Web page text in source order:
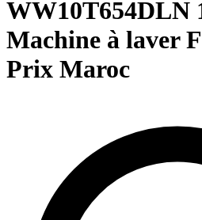
WW10T654DLN
Machine à laver
Prix Maroc